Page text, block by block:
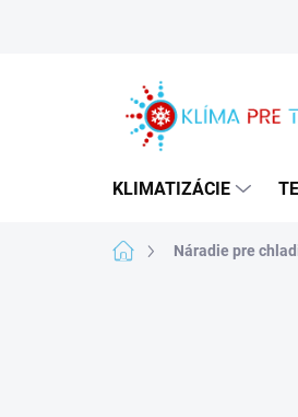
KLIMATIZÁCIE
DomovNáradie pre